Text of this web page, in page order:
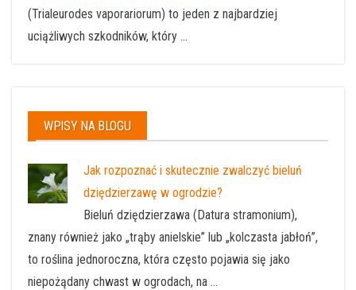
(Trialeurodes vaporariorum) to jeden z najbardziej
uciążliwych szkodników, który ...
WPISY NA BLOGU
Jak rozpoznać i skutecznie zwalczyć bieluń
dziędzierzawę w ogrodzie?
Bieluń dziędzierzawa (Datura stramonium),
znany również jako „trąby anielskie” lub „kolczasta jabłoń”,
to roślina jednoroczna, która często pojawia się jako
niepożądany chwast w ogrodach, na …